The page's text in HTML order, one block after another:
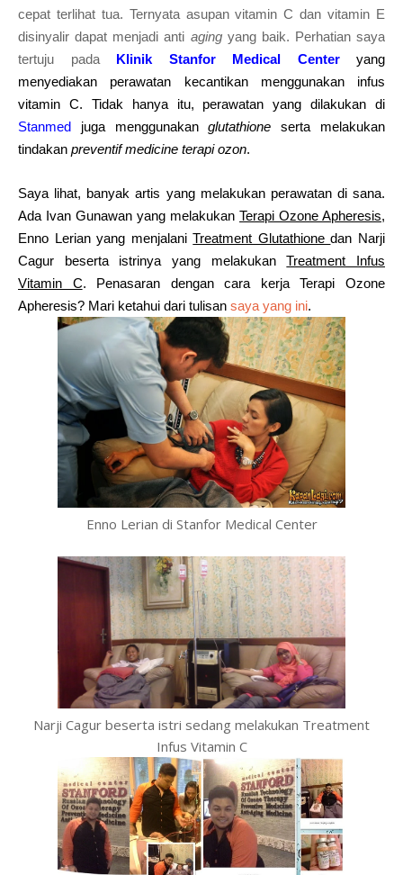
cepat terlihat tua. Ternyata asupan vitamin C dan vitamin E
disinyalir dapat menjadi anti agingyang baik. Perhatian saya
tertuju pada Klinik Stanfor Medical Center yang
menyediakan perawatan kecantikan menggunakan infus
vitamin C. Tidak hanya itu, perawatan yang dilakukan di
Stanmed juga menggunakanglutathione serta melakukan
tindakan preventif medicine terapi ozon.
Saya lihat, banyak artis yang melakukan perawatan di sana.
Ada Ivan Gunawan yang melakukan Terapi Ozone Apheresis,
Enno Lerian yang menjalaniTreatment Glutathionedan Narji
Cagur beserta istrinya yang melakukanTreatment Infus
Vitamin C. Penasaran dengan cara kerja Terapi Ozone
Apheresis? Mari ketahui dari tulisan saya yang ini.
Enno Lerian di Stanfor Medical Center
Narji Cagur beserta istri sedang melakukan Treatment
Infus Vitamin C